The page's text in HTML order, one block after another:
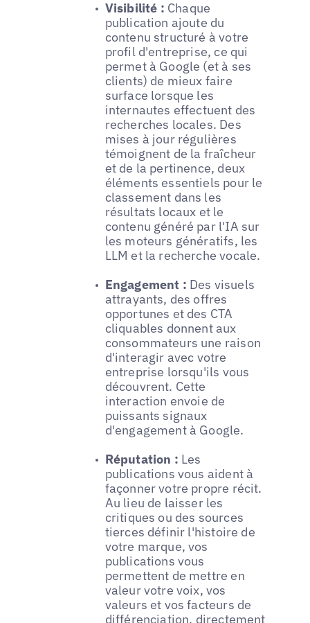
Visibilité : Chaque
publication ajoute du
contenu structuré à votre
profil d'entreprise, ce qui
permet à Google (et à ses
clients) de mieux faire
surface lorsque les
internautes effectuent des
recherches locales. Des
mises à jour régulières
témoignent de la fraîcheur
et de la pertinence, deux
éléments essentiels pour le
classement dans les
résultats locaux et le
contenu généré par l'IA sur
les moteurs génératifs, les
LLM et la recherche vocale.
Engagement : Des visuels
attrayants, des offres
opportunes et des CTA
cliquables donnent aux
consommateurs une raison
d'interagir avec votre
entreprise lorsqu'ils vous
découvrent. Cette
interaction envoie de
puissants signaux
d'engagement à Google.
Réputation : Les
publications vous aident à
façonner votre propre récit.
Au lieu de laisser les
critiques ou des sources
tierces définir l'histoire de
votre marque, vos
publications vous
permettent de mettre en
valeur votre voix, vos
valeurs et vos facteurs de
différenciation, directement